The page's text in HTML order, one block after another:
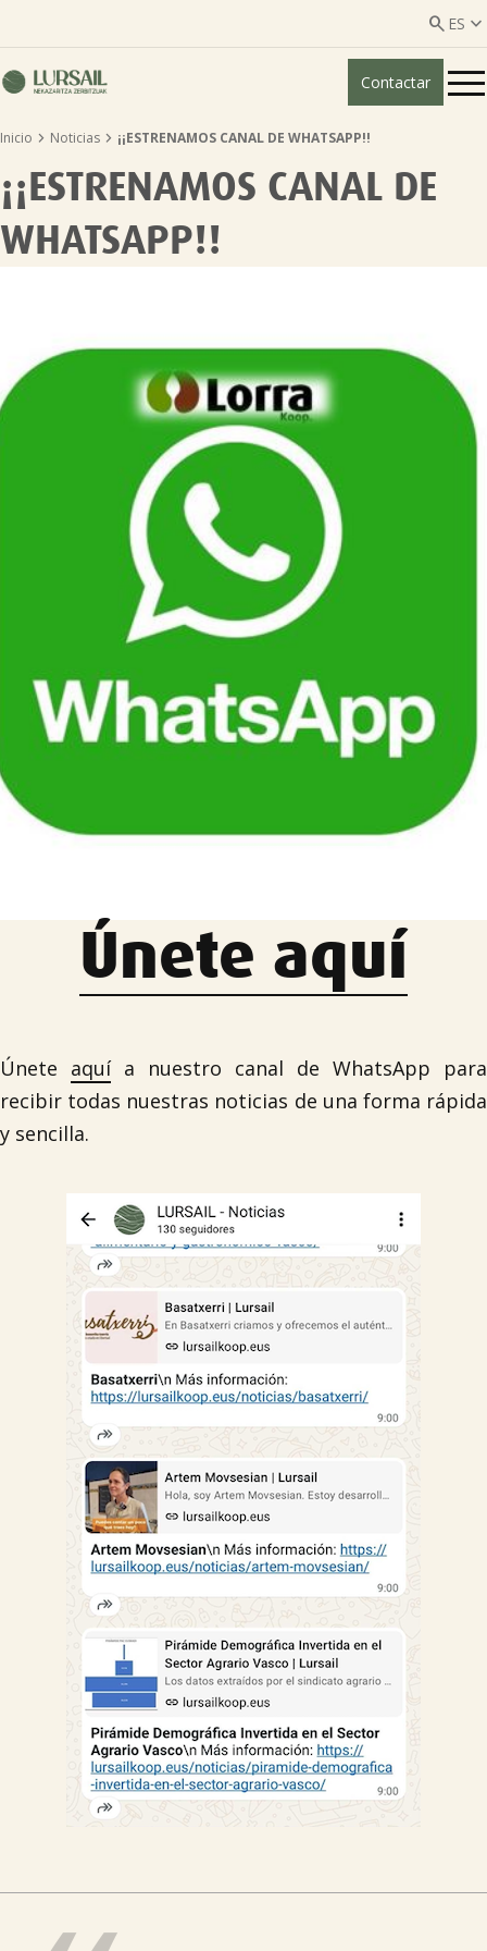
 ES 
ES
Quiénes somos
Guía transparencia
Servicios agricultura
Entidades asociadas
Tablón de anuncios
Lursail Market
Contactar
Inicio  Noticias  ¡¡ESTRENAMOS CANAL DE WHATSAPP!!
¡¡ESTRENAMOS CANAL DE
WHATSAPP!!
Únete aquí
Únete aquía nuestro canal de WhatsApp para
recibir todas nuestras noticias de una forma rápida
y sencilla.